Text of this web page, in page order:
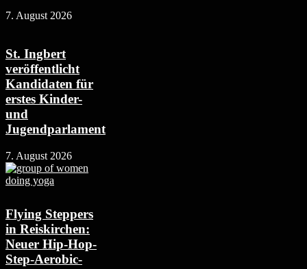
7. August 2026
St. Ingbert
veröffentlicht
Kandidaten für
erstes Kinder-
und
Jugendparlament
7. August 2026
Flying Steppers
in Reiskirchen:
Neuer Hip-Hop-
Step-Aerobic-